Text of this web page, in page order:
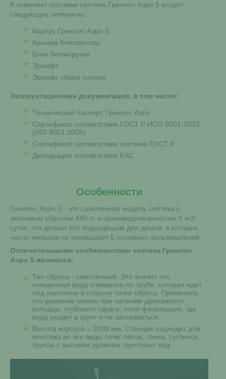
В комплект поставки септика Гринлос Аэро 5 входят
следующие элементы:
Корпус Гринлос Аэро 5
Крышка Компрессор
Блок биозагрузки
Эрлифт
Эрлифт сбора пленок
Эксплуатационная документация, в том числе:
Технический паспорт Гринлос Аэро
Сертификат соответствия ГОСТ Р ИСО 9001-2015
(ISO 9001:2005)
Сертификат соответствия системе ГОСТ Р
Декларация соответствия EAC
Особенности
Гринлос Аэро 5 - это самотечная модель септика с
залповым сбросом 440 л. и производительностью 1 м3/
сутки, что делает его подходящим для домов, в которых
число жильцов не превышает 5 условных пользователей.
Отличительными особенностями септика Гринлос
Аэро 5 являются:
Тип сброса - самотечный. Это значит, что
очищенная вода сливается по трубе, которая идет
под наклоном в сторону точки сброса. Применить
это решение можно при наличии дренажного
колодца, глубокого оврага, поля фильтрации, где
вода уходит в грунт и не застаиваться.
Высота корпуса – 2000 мм. Станция подходит для
монтажа во все виды почв: песок, глина, суглинок,
грунты с высоким уровнем грунтовых вод.